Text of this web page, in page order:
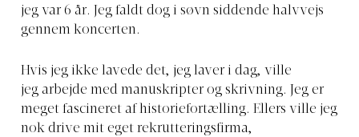
jeg var 6 år. Jeg faldt dog i søvn siddende halvvejs
gennem koncerten.
Hvis jeg ikke lavede det, jeg laver i dag, ville
jeg arbejde med manuskripter og skrivning.
Jeg er
meget fascineret af historiefortælling. Ellers ville jeg
nok drive mit eget rekrutteringsfirma,